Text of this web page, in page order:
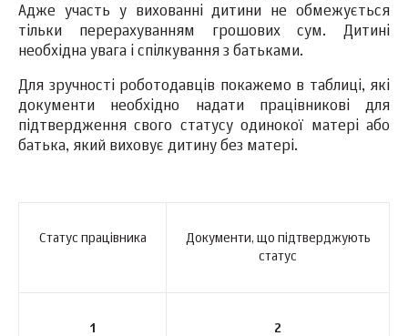
Адже участь у вихованні дитини не обмежується
тільки перерахуванням грошових сум. Дитині
необхідна увага і спілкування з батьками.
Для зручності роботодавців покажемо в таблиці, які
документи необхідно надати працівникові для
підтвердження свого статусу одинокої матері або
батька, який виховує дитину без матері.
Статус працівника
Документи, що підтверджують
статус
1 2